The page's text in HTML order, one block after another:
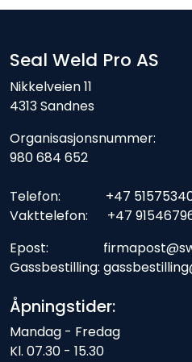
Seal Weld Pro AS
Nikkelveien 11
4313 Sandnes
Organisasjonsnummer:
980 684 652
Telefon: +47
Vakttelefon: +47
Epost:
Gassbestilling:
Åpningstider:
Mandag - Fredag
Kl. 07.30 - 15.30